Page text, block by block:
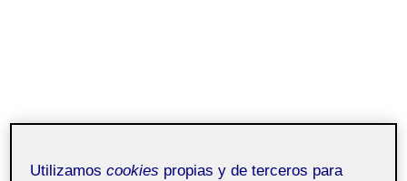
Utilizamoscookies propias y de terceros para